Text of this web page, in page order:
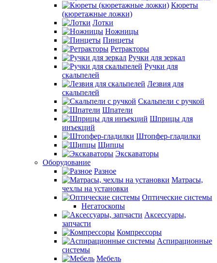
Кюреты
(кюретажные ложки)
Лотки
Ножницы
Пинцеты
Ретракторы
Ручки для зеркал
Ручки для
скальпелей
Лезвия для
скальпелей
Скальпели с ручкой
Шпатели
Шприцы для
инъекций
Штопфер-гладилки
Щипцы
Экскаваторы
Оборудование
Разное
Матрасы,
чехлы на установки
Оптические системы
Негатоскопы
Аксессуары,
запчасти
Компрессоры
Аспирационные
системы
Мебель